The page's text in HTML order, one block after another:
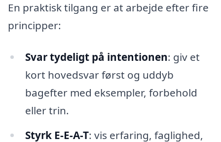
En praktisk tilgang er at arbejde efter fire
principper:
Svar tydeligt på intentionen: giv et
kort hovedsvar først og uddyb
bagefter med eksempler, forbehold
eller trin.
Styrk E-E-A-T: vis erfaring, faglighed,